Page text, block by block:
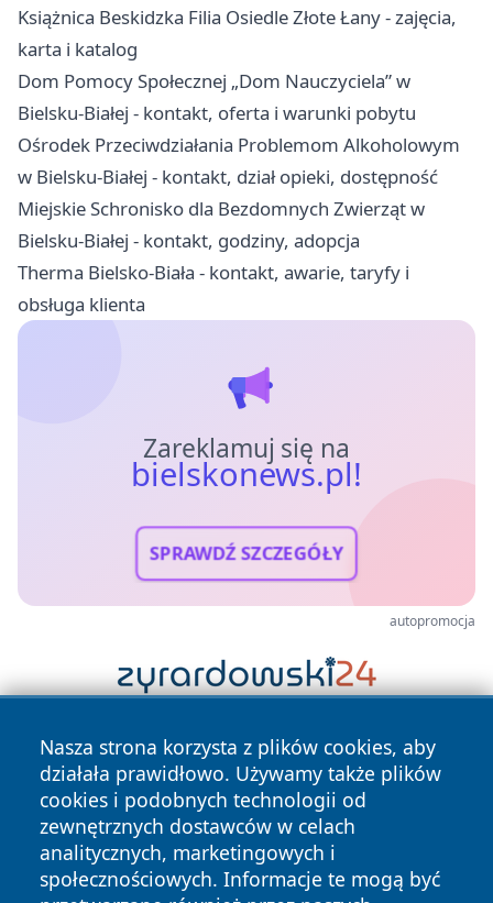
Książnica Beskidzka Filia Osiedle Złote Łany - zajęcia,
karta i katalog
Dom Pomocy Społecznej „Dom Nauczyciela” w
Bielsku-Białej - kontakt, oferta i warunki pobytu
Ośrodek Przeciwdziałania Problemom Alkoholowym
w Bielsku-Białej - kontakt, dział opieki, dostępność
Miejskie Schronisko dla Bezdomnych Zwierząt w
Bielsku-Białej - kontakt, godziny, adopcja
Therma Bielsko-Biała - kontakt, awarie, taryfy i
obsługa klienta
Zareklamuj się na
bielskonews.pl!
SPRAWDŹ SZCZEGÓŁY
autopromocja
Nasza strona korzysta z plików cookies, aby
działała prawidłowo. Używamy także plików
cookies i podobnych technologii od
zewnętrznych dostawców w celach
analitycznych, marketingowych i
społecznościowych. Informacje te mogą być
Copyright © 2026 bielskonews.pl Wszystkie prawa
zastrzeżone.